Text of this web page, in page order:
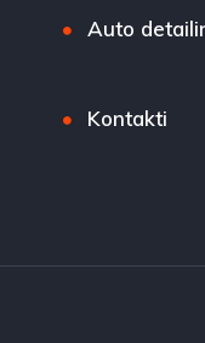
Auto
Kontakti